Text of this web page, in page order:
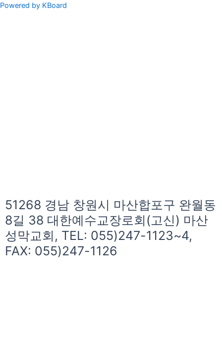
Powered by KBoard
51268 경남 창원시 마산합포구 완월동
8길 38 대한예수교장로회(고신) 마산
성막교회, TEL: 055)247-1123~4,
FAX: 055)247-1126